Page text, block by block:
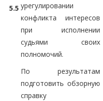
5.5 урегулировании
конфликта интересов
при исполнении
судьями своих
полномочий.
По результатам
подготовить обзорную
справку